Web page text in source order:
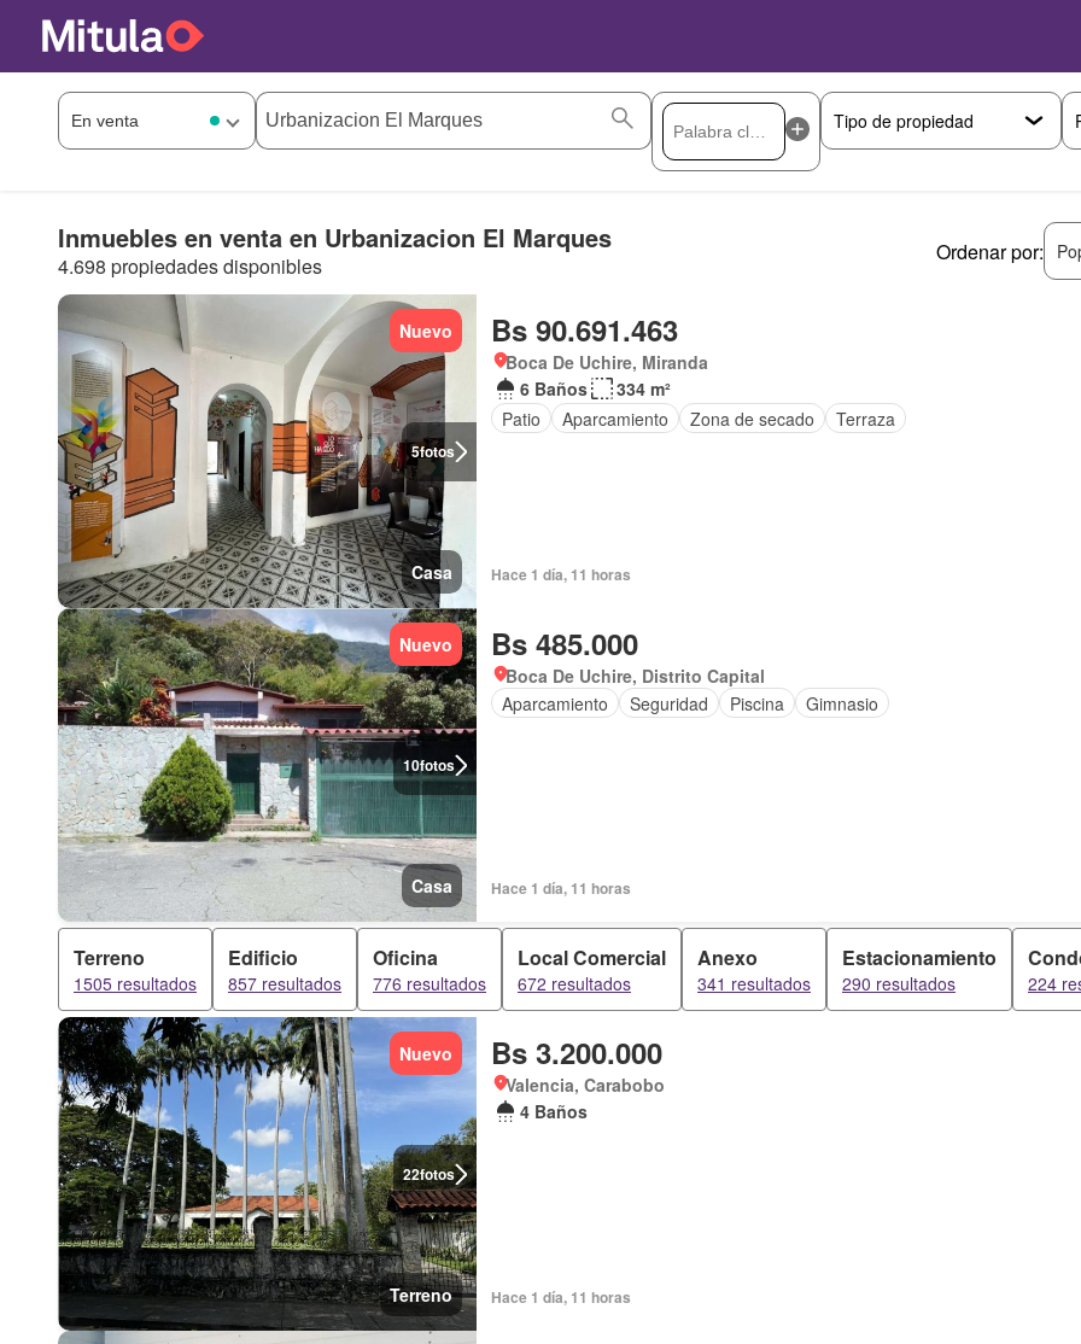
Inmuebles en venta en Urbanizacion El Marques
4.698 propiedades disponibles
Ordenar por:
5fotos
Nuevo
Casa
Bs 90.691.463
Boca De Uchire, Miranda
6 Baños
334 m²
Patio
Aparcamiento Zona de secado Terraza
Hace 1 día, 11 horas
10fotos
Nuevo
Casa
Bs 485.000
Boca De Uchire, Distrito Capital
Aparcamiento
Seguridad Piscina Gimnasio
Hace 1 día, 11 horas
Terreno
1505 resultados
Edificio
857 resultados
Oficina
776 resultados
Local Comercial
672 resultados
Anexo
341 resultados
Estacionamiento
290 resultados 224
22fotos
Nuevo
Terreno
Bs 3.200.000
Valencia, Carabobo
4 Baños
Hace 1 día, 11 horas